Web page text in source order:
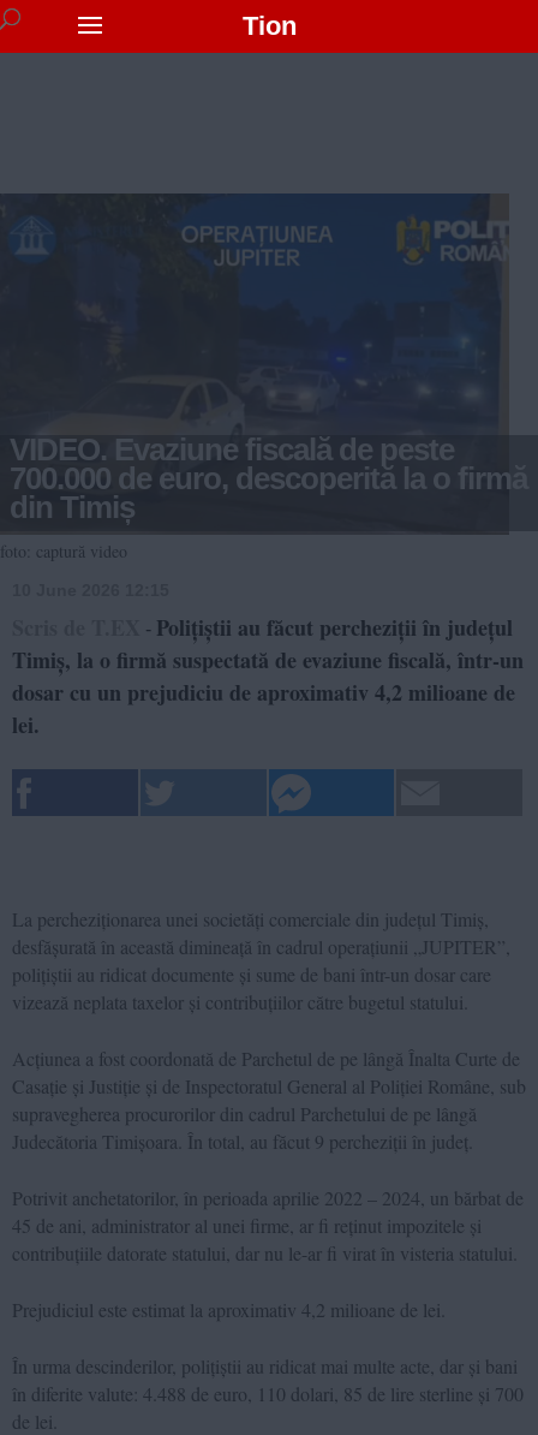
Tion
VIDEO. Evaziune fiscală de peste
700.000 de euro, descoperită la o firmă
din Timiș
foto: captură video
- Polițiștii au făcut percheziții în județul
Timiș, la o firmă suspectată de evaziune fiscală, într-un
dosar cu un prejudiciu de aproximativ 4,2 milioane de
lei.
La percheziționarea unei societăți comerciale din județul Timiș,
desfășurată în această dimineață în cadrul operațiunii „JUPITER”,
polițiștii au ridicat documente și sume de bani într-un dosar care
vizează neplata taxelor și contribuțiilor către bugetul statului.
Acțiunea a fost coordonată de Parchetul de pe lângă Înalta Curte de
Casație și Justiție și de Inspectoratul General al Poliției Române, sub
supravegherea procurorilor din cadrul Parchetului de pe lângă
Judecătoria Timișoara. În total, au făcut 9 percheziții în județ.
Potrivit anchetatorilor, în perioada aprilie 2022 – 2024, un bărbat de
45 de ani, administrator al unei firme, ar fi reținut impozitele și
contribuțiile datorate statului, dar nu le-ar fi virat în visteria statului.
Prejudiciul este estimat la aproximativ 4,2 milioane de lei.
În urma descinderilor, polițiștii au ridicat mai multe acte, dar și bani
în diferite valute: 4.488 de euro, 110 dolari, 85 de lire sterline și 700
de lei.